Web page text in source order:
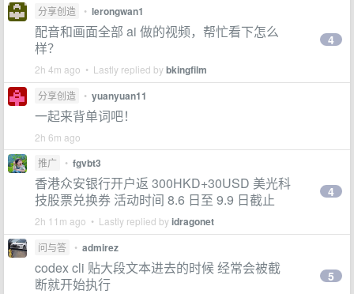
分享创造 • lerongwan1
配音和画面全部 ai 做的视频，帮忙看下怎么
样？
2h 4m ago • Lastly replied bybkingfilm
4
分享创造 • yuanyuan11
一起来背单词吧！
2h 6m ago
推广
• fgvbt3
香港众安银行开户返 300HKD+30USD 美光科
技股票兑换券 活动时间 8.6 日至 9.9 日截止
2h 11m ago • Lastly replied byidragonet
4
问与答 • admirez
codex cli 贴大段文本进去的时候 经常会被截
断就开始执行
5